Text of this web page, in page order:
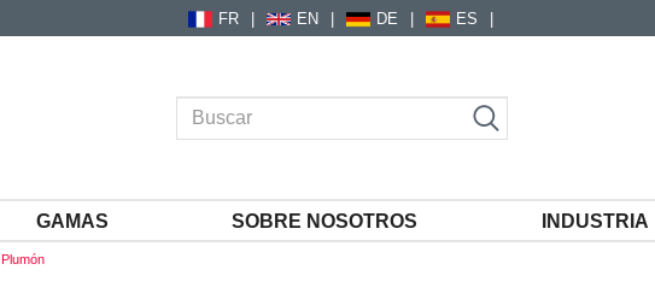
FR EN DE ES
GAMAS SOBRE NOSOTROS INDUSTRIA
Plumón